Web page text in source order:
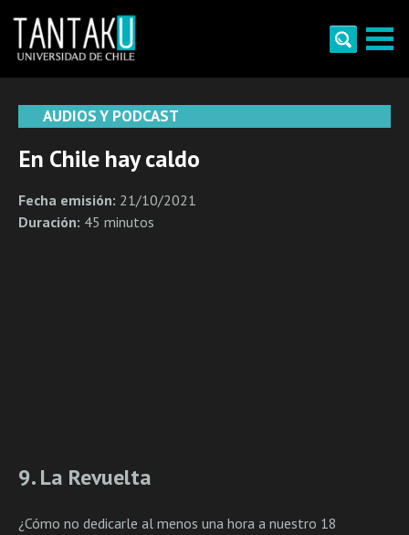
content
AUDIOS Y PODCAST
En Chile hay caldo
Fecha emisión: 21/10/2021
Duración: 45 minutos
9. La Revuelta
¿Cómo no dedicarle al menos una hora a nuestro 18